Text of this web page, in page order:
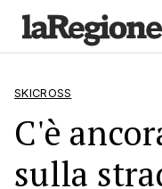
SKICROSS
C'è
sulla